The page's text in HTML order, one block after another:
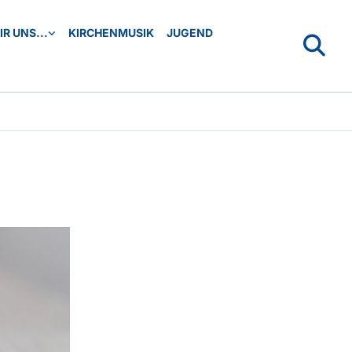
UNS... KIRCHENMUSIK JUGEND